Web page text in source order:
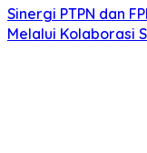
Sinergi PTPN dan
Melalui Kolaborasi